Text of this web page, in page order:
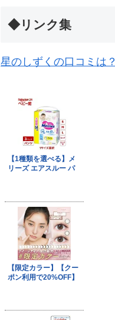
◆リンク集
星のしずくの口コミは？